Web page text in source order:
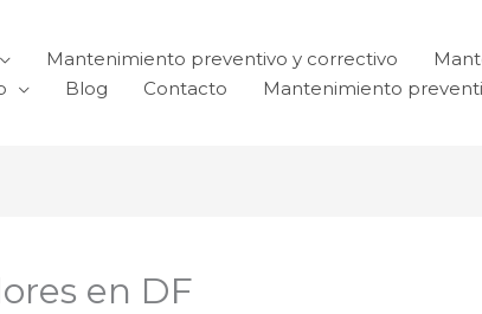
Mantenimiento preventivo y correctivo
Blog Contacto Mantenimiento
en DF